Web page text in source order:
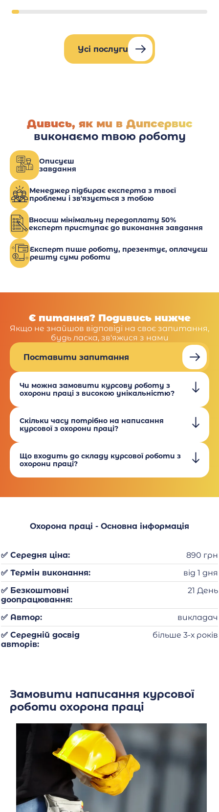
Усі послуги
Дивись, як ми в Дипсервис
виконаємо твою роботу
Описуєш
завдання
Менеджер підбирає експерта з твоєї
проблеми і зв'язується з тобою
Вносиш мінімальну передоплату 50%
експерт приступає до виконання завдання
Експерт пише роботу, презентує, оплачуєш
решту суми роботи
Є питання? Подивись нижче
Якщо не знайшов відповіді на своє запитання,
будь ласка, зв'яжися з нами
Поставити запитання
Чи можна замовити курсову роботу з
охорони праці з високою унікальністю?
Скільки часу потрібно на написання
курсової з охорони праці?
Що входить до складу курсової роботи з
охорони праці?
Охорона праці - Основна інформація
✅ Середня ціна:
890 грн
✅ Термін виконання:
від 1 дня
✅ Безкоштовні
доопрацювання:
21 День
✅ Автор:
викладач
✅ Середній досвід
авторів:
більше 3-х років
Замовити написання курсової
роботи охорона праці